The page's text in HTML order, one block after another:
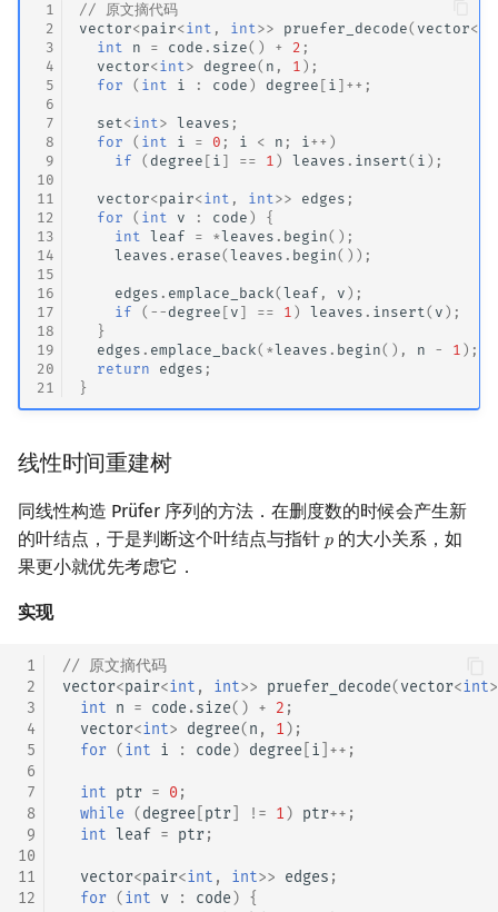
1
2
3
4
5
6
7
8
9
10
11
12
13
14
15
16
17
18
19
20
21
// 原文摘代码
vector<pair<int , int>> pruefer_decode( vector<
int
n = code . size() + 2 ;
vector<int> degree( n , 1 );
for
( int i : code ) degree [ i ] ++ ;
set<int> leaves ;
for
( int i = 0 ; i < n ; i++ )
if
( degree [ i ] == 1 ) leaves . insert( i );
vector<pair<int , int>> edges ;
for
( int v : code )
{
int
leaf = *leaves . begin();
leaves . erase(leaves . begin());
edges . emplace_back(leaf , v );
if
( -- degree [ v ] == 1 ) leaves . insert( v );
}
edges . emplace_back( *leaves . begin(), n - 1 );
return
edges ;
}
线性时间重建树
同线性构造 Prüfer 序列的方法．在删度数的时候会产生新
的叶结点，于是判断这个叶结点与指针 𝑝
p 的大小关系，如
果更小就优先考虑它．
实现
1
2
3
4
5
6
7
8
9
10
11
12
// 原文摘代码
vector<pair<int , int>> pruefer_decode(vector<int>
int n = code .size() + 2 ;
vector<int> degree(n , 1);
for (int i : code) degree i ++ ;
int ptr = 0;
while (degree ptr != 1) ptr++ ;
int leaf = ptr;
vector<pair<int , int>> edges ;
for (int v : code) {